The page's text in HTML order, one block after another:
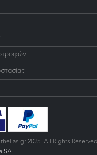
2025. All Rights Reserved.
SA